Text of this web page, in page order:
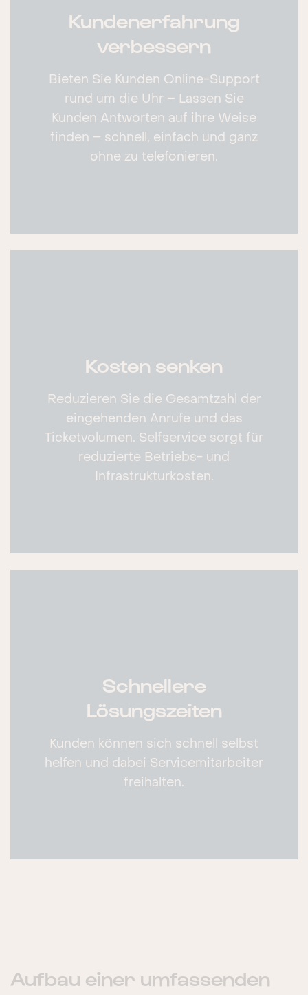
Kundenerfahrung
verbessern
Bieten Sie Kunden Online-Support
rund um die Uhr – Lassen Sie
Kunden Antworten auf ihre Weise
finden – schnell, einfach und ganz
ohne zu telefonieren.
Kosten senken
Reduzieren Sie die Gesamtzahl der
eingehenden Anrufe und das
Ticketvolumen. Selfservice sorgt für
reduzierte Betriebs- und
Infrastrukturkosten.
Schnellere
Lösungszeiten
Kunden können sich schnell selbst
helfen und dabei Servicemitarbeiter
freihalten.
Aufbau einer umfassenden